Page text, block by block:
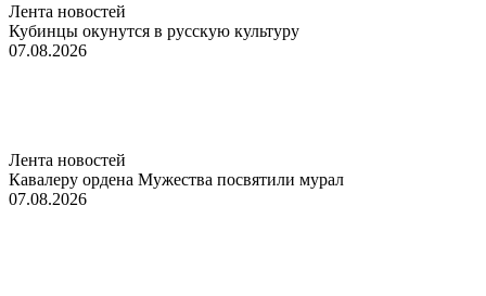
Лента новостей
Кубинцы окунутся в русскую культуру
07.08.2026
Лента новостей
Кавалеру ордена Мужества посвятили мурал
07.08.2026